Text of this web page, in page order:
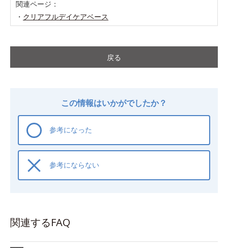
関連ページ：
・ クリアフルデイケアベース
戻る
この情報はいかがでしたか？
参考になった
参考にならない
関連するFAQ